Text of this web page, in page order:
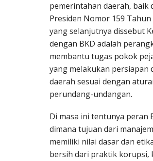
pemerintahan daerah,
Presiden Nomor 159
yang selanjutnya dissebut
dengan BKD adalah
membantu tugas pokok
yang melakukan persiapan
daerah sesuai dengan
perundang-undangan.
Di masa ini tentunya peran
dimana tujuan dari
memiliki nilai dasar dan
bersih dari praktik korupsi,